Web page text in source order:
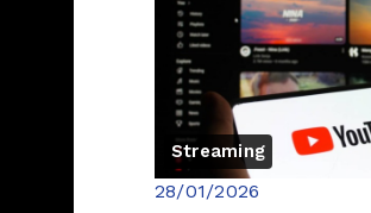
Streaming
28/01/2026